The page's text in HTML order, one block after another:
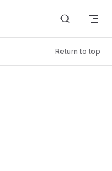
Return to top